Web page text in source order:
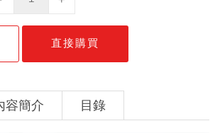
直接購買
容簡介 目錄